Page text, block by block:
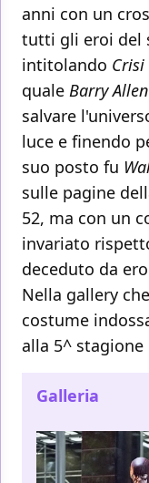
anni con un
tutti gli eroi del
intitolando
quale Barry Allen
salvare
luce e finendo
suo posto fu
sulle pagine
52, ma con un
invariato
deceduto da
Nella gallery
costume
alla 5^ stagione
Galleria